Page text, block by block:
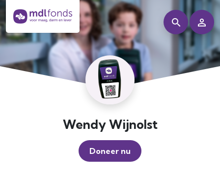
Wendy Wijnolst
Doneer nu